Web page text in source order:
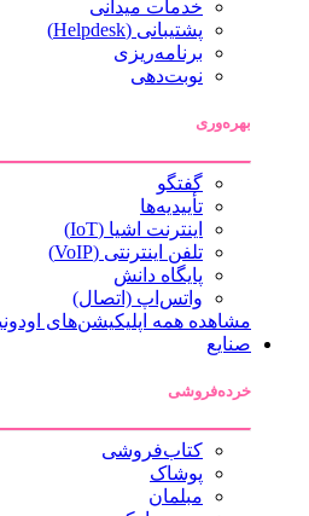
خدمات میدانی
پشتیبانی (Helpdesk)
برنامه‌ریزی
نوبت‌دهی
بهره‌وری
گفتگو
تأییدیه‌ها
اینترنت اشیا (IoT)
تلفن اینترنتی (VoIP)
پایگاه دانش
واتس‌اپ (اتصال)
مشاهده همه اپلیکیشن‌های
صنایع
خرده‌فروشی
کتاب‌فروشی
پوشاک
مبلمان